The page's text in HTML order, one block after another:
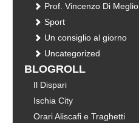
Prof. Vincenzo Di Meglio
Sport
Un consiglio al giorno
Uncategorized
BLOGROLL
Il Dispari
Ischia City
Orari Aliscafi e Traghetti